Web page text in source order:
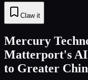
Claw it
Mercury
Matterport's AI
to Greater